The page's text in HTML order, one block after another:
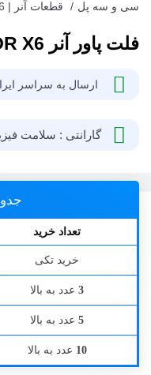
سی و سه پل / قطعات آنر | Honor
فلت پاور آنر HONOR X6
ارسال به سراسر ایران از
گارانتی : سلامت
تعداد خرید
خرید تکی
3 عدد به بالا
5 عدد به بالا
10 عدد به بالا